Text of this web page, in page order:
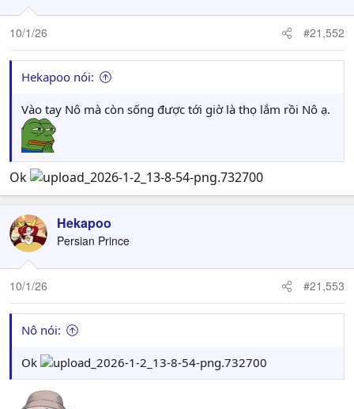
10/1/26 #21,552
Hekapoo nói:
Vào tay Nô mà còn sống được tới giờ là thọ lắm rồi Nô ạ.
Ok
Hekapoo
Persian Prince
10/1/26 #21,553
Nô nói:
Ok